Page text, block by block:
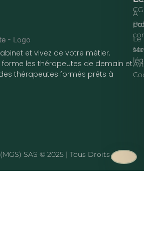
et vivez de votre métier.
forme les thérapeutes de demain et
thérapeutes formés prêts à
À
Le
SAS © 2025 | Tous Droits